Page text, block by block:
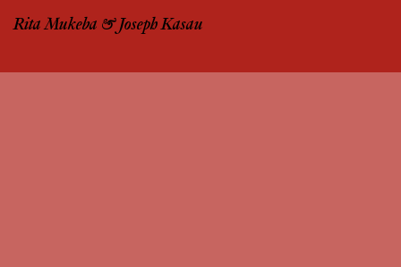
Rita Mukeba & Joseph Kasau